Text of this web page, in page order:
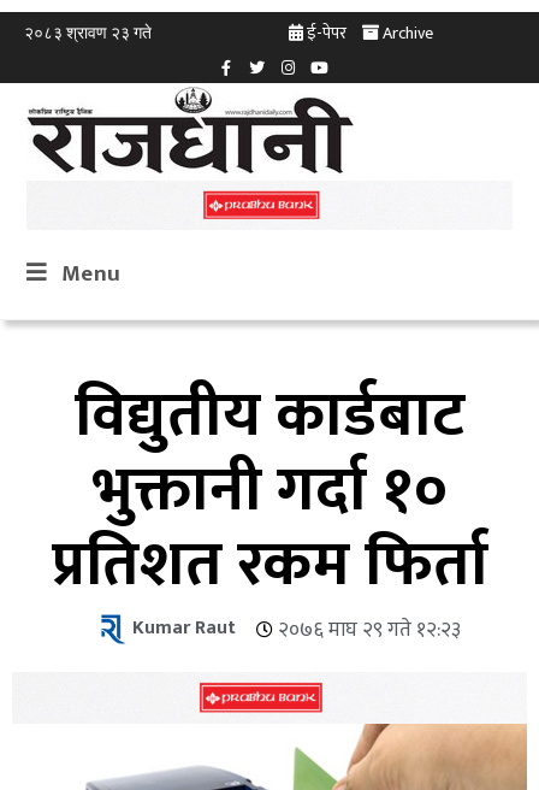
२०८३ श्रावण २३ गते ई-पेपर Archive
Menu
विद्युतीय कार्डबाट
भुक्तानी गर्दा १०
प्रतिशत रकम फिर्ता
Kumar Raut २०७६ माघ २९ गते १२:२३